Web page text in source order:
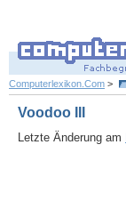
Computerlexikon.Com >
Voodoo III
Letzte Änderung am